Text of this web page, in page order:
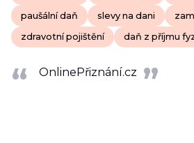
paušální daň slevy na dani
zdravotní pojištění daň z příjmu
OnlinePřiznání.cz